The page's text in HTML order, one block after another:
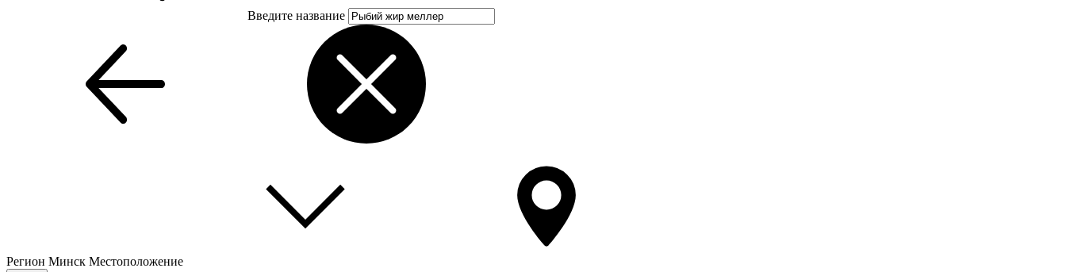
Введите название
Регион Минск Местоположение